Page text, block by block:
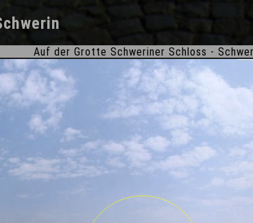
Auf der Grotte Schweriner Schloss -